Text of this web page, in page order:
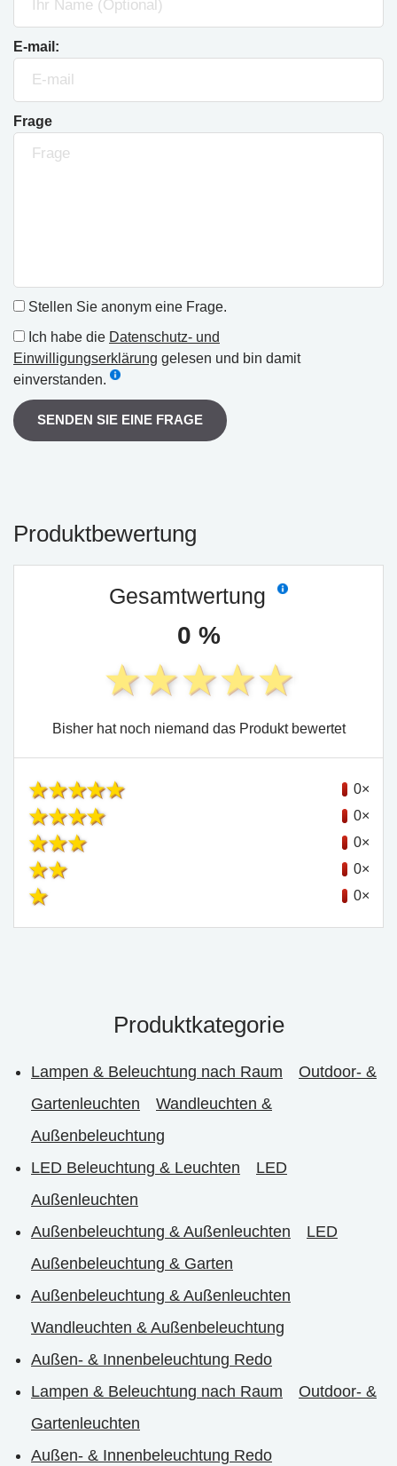
E-mail:
Frage
Stellen Sie anonym eine Frage.
Ich habe die Datenschutz- und
Einwilligungserklärung gelesen und bin damit
einverstanden.
SENDEN SIE EINE FRAGE
Produktbewertung
Gesamtwertung
0 %
Bisher hat noch niemand das Produkt bewertet
0×
0×
0×
0×
0×
Produktkategorie
Lampen & Beleuchtung nach Raum
Outdoor- &
Gartenleuchten
Wandleuchten &
Außenbeleuchtung
LED Beleuchtung & Leuchten
LED
Außenleuchten
Außenbeleuchtung & Außenleuchten
LED
Außenbeleuchtung & Garten
Außenbeleuchtung & Außenleuchten
Wandleuchten & Außenbeleuchtung
Außen- & Innenbeleuchtung Redo
Lampen & Beleuchtung nach Raum
Outdoor- &
Gartenleuchten
Außen- & Innenbeleuchtung Redo